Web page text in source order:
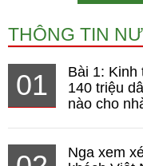
THÔNG TIN
01
Bài 1:
140 triệu
nào cho
Nga xem